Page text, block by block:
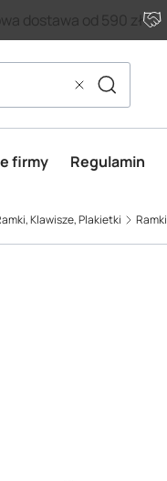
dostawa od 590 zł
WyczyśćSzukaj
firmy Regulamin
Klawisze, Plakietki Ramki